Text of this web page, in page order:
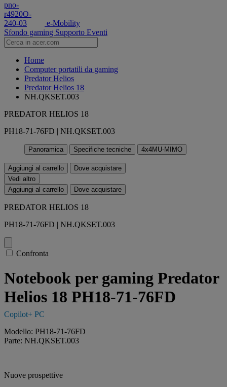
e-Mobility
Sfondo gaming Supporto Eventi
Home
Computer portatili da gaming
Predator Helios
Predator Helios 18
NH.QKSET.003
PREDATOR HELIOS 18
PH18-71-76FD | NH.QKSET.003
Panoramica Specifiche tecniche 4x4MU-MIMO
Aggiungi al carrello
Dove acquistare
Vedi altro
Aggiungi al carrello
Dove acquistare
PREDATOR HELIOS 18
PH18-71-76FD | NH.QKSET.003
Confronta
Notebook per gaming Predator
Helios 18 PH18-71-76FD
Copilot+ PC
Modello: PH18-71-76FD
Parte: NH.QKSET.003
Nuove prospettive